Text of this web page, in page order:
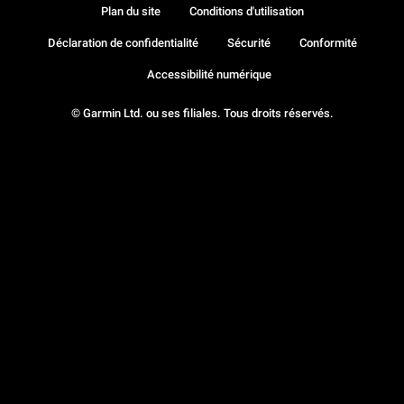
© Garmin Ltd. ou ses filiales. Tous droits réservés.
Plan du site Conditions d'utilisation
Déclaration de confidentialité Sécurité Conformité
Accessibilité numérique